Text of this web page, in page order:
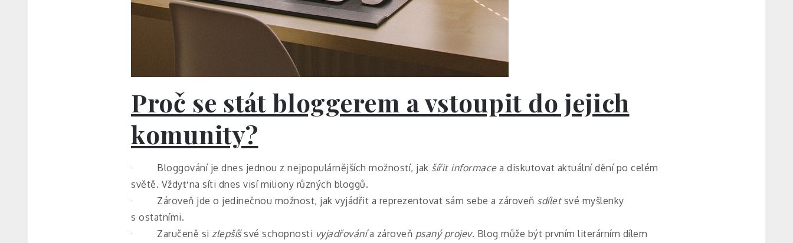
Proč se stát bloggerem a vstoupit do jejich
komunity?
· Bloggování je dnes jednou z nejpopulárnějších možností, jak šířit informacea diskutovat aktuální dění po celém
světě. Vždyť na síti dnes visí miliony různých bloggů.
· Zároveň jde o jedinečnou možnost, jak vyjádřit a reprezentovat sám sebe a zároveň sdíletsvé myšlenky
s ostatními.
· Zaručeně si zlepšíšsvé schopnosti vyjadřovánía zároveň psaný projev. Blog může být prvním literárním dílem